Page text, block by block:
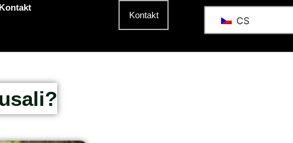
Kontakt
Kontakt CS